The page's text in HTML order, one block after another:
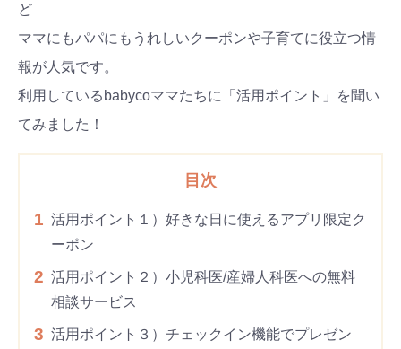
ど
ママにもパパにもうれしいクーポンや子育てに役立つ情
報が人気です。
利用しているbabycoママたちに「活用ポイント」を聞い
てみました！
目次
1 活用ポイント１）好きな日に使えるアプリ限定ク
ーポン
2 活用ポイント２）小児科医/産婦人科医への無料
相談サービス
3 活用ポイント３）チェックイン機能でプレゼン